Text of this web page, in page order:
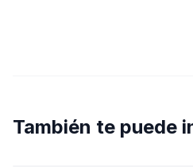
También te puede